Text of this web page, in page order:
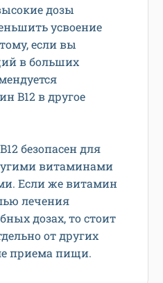
дозы
усвоение
если вы
в больших
B12 в другое
безопасен для
витаминами
Если же витамин
лечения
дозах, то стоит
от других
приема пищи.